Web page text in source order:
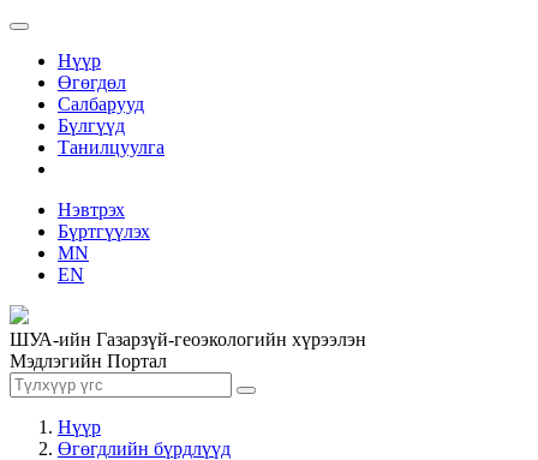
Нүүр
Өгөгдөл
Салбарууд
Бүлгүүд
Танилцуулга
Нэвтрэх
Бүртгүүлэх
MN
EN
ШУА-ийн Газарзүй-геоэкологийн хүрээлэн
Мэдлэгийн Портал
Нүүр
Өгөгдлийн бүрдлүүд